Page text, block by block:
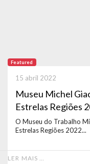
Featured
Museu Michel
Estrelas Regiões
15 abril 2022
O Museu do Trabalho
Estrelas Regiões 2022...
LER MAIS …